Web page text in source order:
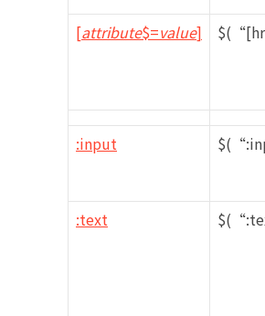
[attribute$=value]
:input
:text